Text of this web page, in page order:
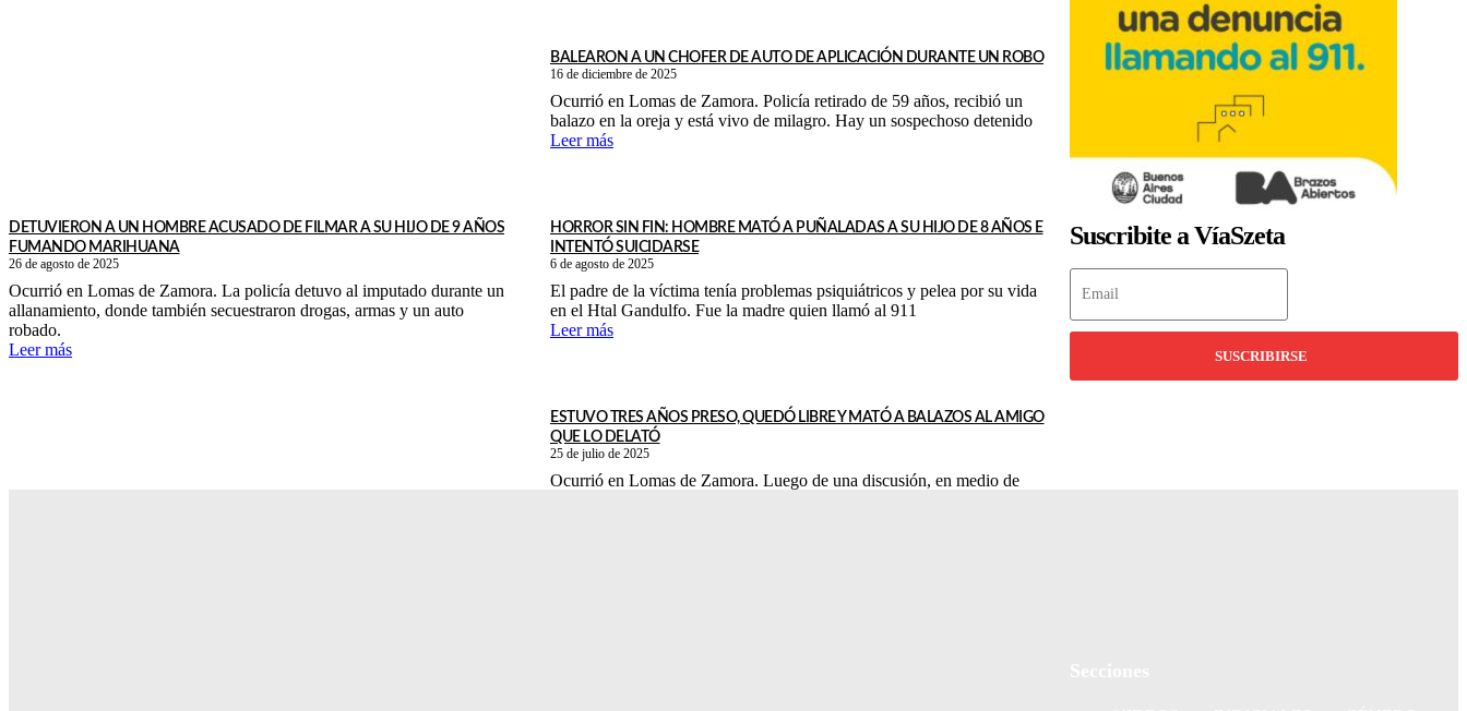
BALEARON A UN CHOFER DE AUTO DE APLICACIÓN DURANTE UN ROBO
16 de diciembre de 2025
Ocurrió en Lomas de Zamora. Policía retirado de 59 años, recibió un
balazo en la oreja y está vivo de milagro. Hay un sospechoso detenido
Leer más
DETUVIERON A UN HOMBRE ACUSADO DE FILMAR A SU HIJO DE 9 AÑOS
FUMANDO MARIHUANA
26 de agosto de 2025
Ocurrió en Lomas de Zamora. La policía detuvo al imputado durante un
allanamiento, donde también secuestraron drogas, armas y un auto
robado.
Leer más
HORROR SIN FIN: HOMBRE MATÓ A PUÑALADAS A SU HIJO DE 8 AÑOS E
INTENTÓ SUICIDARSE
6 de agosto de 2025
El padre de la víctima tenía problemas psiquiátricos y pelea por su vida
en el Htal Gandulfo. Fue la madre quien llamó al 911
Leer más
ESTUVO TRES AÑOS PRESO, QUEDÓ LIBRE Y MATÓ A BALAZOS AL AMIGO
QUE LO DELATÓ
25 de julio de 2025
Ocurrió en Lomas de Zamora. Luego de una discusión, en medio de
Suscribite a VíaSzeta
SUSCRIBIRSE